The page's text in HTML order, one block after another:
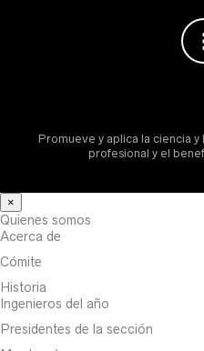
Promueve y aplica la ciencia
profesional y el
×
Quienes somos
Acerca de
Cómite
Historia
Ingenieros del año
Presidentes de la sección